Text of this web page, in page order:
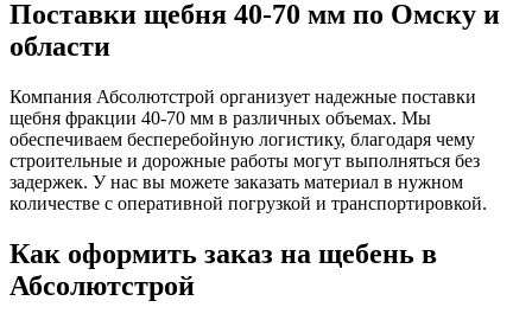
Поставки щебня 40-70 мм по Омску и
области
Компания Абсолютстрой организует надежные поставки
щебня фракции 40-70 мм в различных объемах. Мы
обеспечиваем бесперебойную логистику, благодаря чему
строительные и дорожные работы могут выполняться без
задержек. У нас вы можете заказать материал в нужном
количестве с оперативной погрузкой и транспортировкой.
Как оформить заказ на щебень в
Абсолютстрой